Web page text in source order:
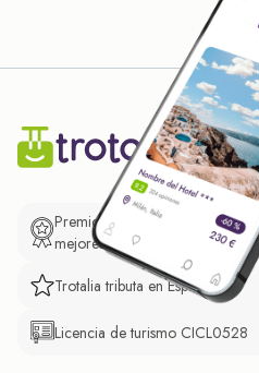
Premio de El Confidencial a las
mejores prácticas empresariales.
Trotalia tributa en España
Licencia de turismo CICL0528